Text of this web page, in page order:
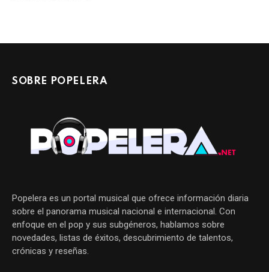
SOBRE POPELERA
Popelera es un portal musical que ofrece información diaria
sobre el panorama musical nacional e internacional. Con
enfoque en el pop y sus subgéneros, hablamos sobre
novedades, listas de éxitos, descubrimiento de talentos,
crónicas y reseñas.